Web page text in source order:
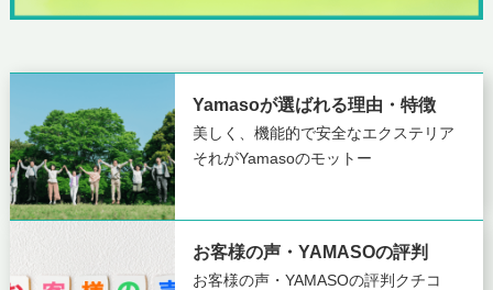
Yamasoが選ばれる理由・特徴
美しく、機能的で安全なエクステリア
それがYamasoのモットー
お客様の声・YAMASOの評判
お客様の声・YAMASOの評判 クチコ